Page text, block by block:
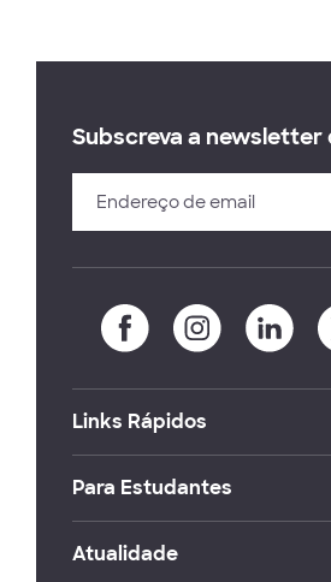
Subscreva a newsletter
Links Rápidos
Para Estudantes
Atualidade